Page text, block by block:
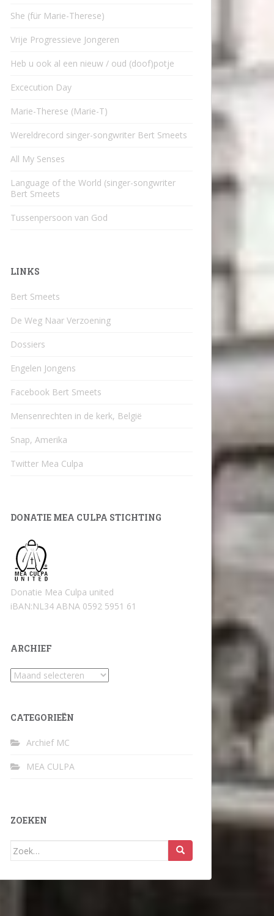
She (für Marie-Therese)
Vrije Progressieve Jongeren
Heb u ook al een nieuw / oud (doof)potje
Excecution Day
Marie-Therese (Marie-T)
Wereldrecord singer-songwriter Bert Smeets
All My Senses
Language of the World (singer-songwriter
Bert Smeets
Tussenpersoon van God
LINKS
Bert Smeets
De Weg Naar Verzoening
Dossiers
Engelen Jongens
Facebook Bert Smeets
Mensenrechten in de kerk, België
Snap, Amerika
Twitter Mea Culpa
DONATIE MEA CULPA STICHTING
Donatie Mea Culpa united
iBAN:NL34 ABNA 0592 5951 61
ARCHIEF
Archief
CATEGORIEËN
Archief MC
MEA CULPA
ZOEKEN
Zoek